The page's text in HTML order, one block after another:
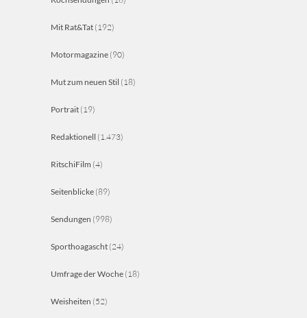
Mit Rat&Tat (192)
Motormagazine (90)
Mut zum neuen Stil (18)
Portrait (19)
Redaktionell (1.473)
RitschiFilm (4)
Seitenblicke (89)
Sendungen (998)
Sporthoagascht (24)
Umfrage der Woche (18)
Weisheiten (52)